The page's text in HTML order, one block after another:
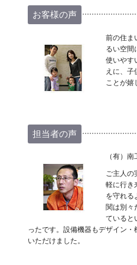
お客様の声
前の住ま
るい空間
使いやす
えに、子
ことが嬉
担当者の声
（有）
ご主人の
軽に行き
を守れる
関は別々
ていると
ったです。設備機器もデザイン
いただけました。